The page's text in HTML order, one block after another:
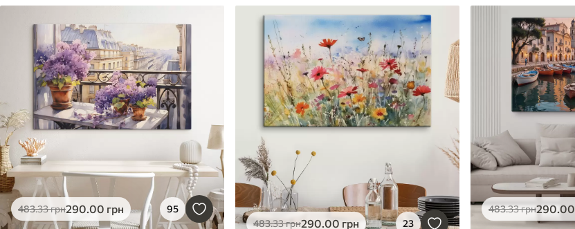
483.33грн290.00 грн 95
483.33грн290 .00 грн 23
483.33грн290.00